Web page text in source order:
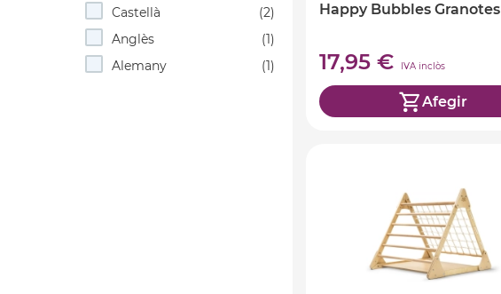
Castellà
(2)
Anglès
(1)
Alemany
(1)
Happy Bubbles Granotes
17,95 € IVA inclòs
Afegir